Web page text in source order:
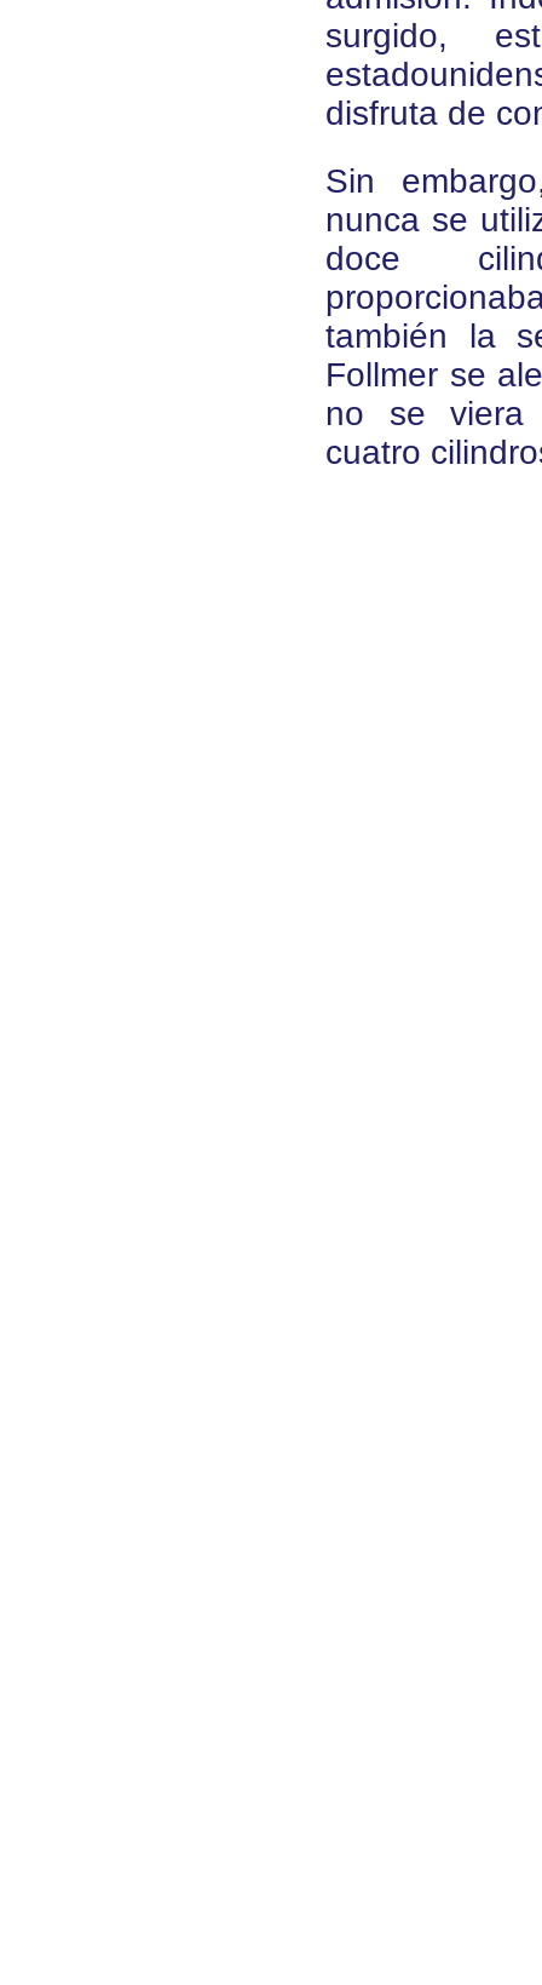
surgido,
disfruta de
Sin
nunca se
doce
también la
Follmer se
no se viera
cuatro